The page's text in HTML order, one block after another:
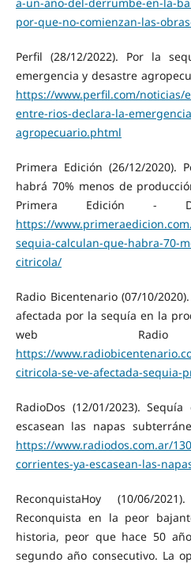
por-que-no-comienzan-las-
Perfil (28/12/2022). Por la
emergencia y desastre
https://www.perfil.com/noticias/
entre-rios-declara-la-
agropecuario.phtml
Primera Edición (26/12/2020).
habrá 70% menos de
Primera Edición -
https://
sequia-calculan-que-habra-70-
citricola/
Radio Bicentenario (07/10/
afectada por la sequía en la
web Radio
https://
citricola-se-ve-afectada-sequia-
RadioDos (12/01/2023).
escasean las napas
https://www.radiodos.com.ar/
corrientes-ya-escasean-las-
ReconquistaHoy (10/06/
Reconquista en la peor
historia, peor que hace 50
segundo año consecutivo. La